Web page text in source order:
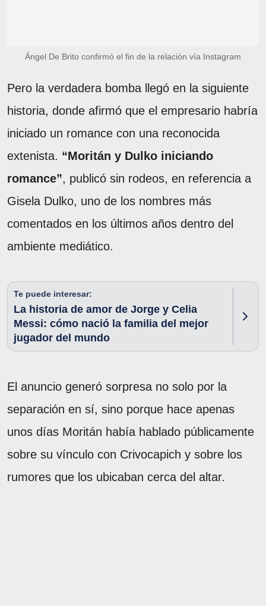
Ángel De Brito confirmó el fin de la relación vía Instagram
Pero la verdadera bomba llegó en la siguiente
historia, donde afirmó que el empresario habría
iniciado un romance con una reconocida
extenista. “Moritán y Dulko iniciando
romance”, publicó sin rodeos, en referencia a
Gisela Dulko, uno de los nombres más
comentados en los últimos años dentro del
ambiente mediático.
Te puede interesar:
La historia de amor de Jorge y Celia
Messi: cómo nació la familia del mejor
jugador del mundo
El anuncio generó sorpresa no solo por la
separación en sí, sino porque hace apenas
unos días Moritán había hablado públicamente
sobre su vínculo con Crivocapich y sobre los
rumores que los ubicaban cerca del altar.